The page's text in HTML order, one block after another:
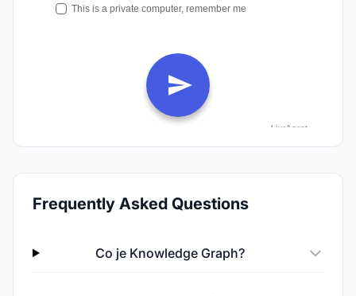
Frequently Asked Questions
Co je Knowledge Graph?